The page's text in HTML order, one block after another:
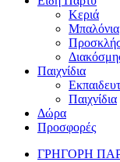
Κεριά
Μπαλόνια
Παιχνίδια
Παιχνίδια
Δώρα
Προσφορές
ΓΡΗΓΟΡΗ